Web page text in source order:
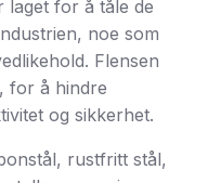
laget for å tåle de
noe som
Flensen
for å hindre
og sikkerhet.
rustfritt stål,